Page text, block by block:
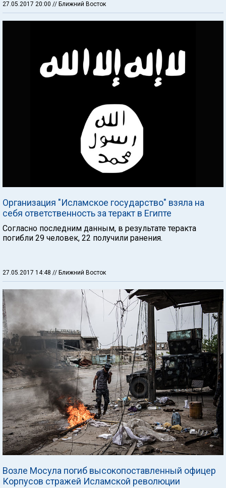
27.05.2017 20:00 // Ближний Восток
Организация "Исламское государство" взяла на
себя ответственность за теракт в Египте
Согласно последним данным, в результате теракта
погибли 29 человек, 22 получили ранения.
27.05.2017 14:48 // Ближний Восток
Возле Мосула погиб высокопоставленный офицер
Корпусов стражей Исламской революции